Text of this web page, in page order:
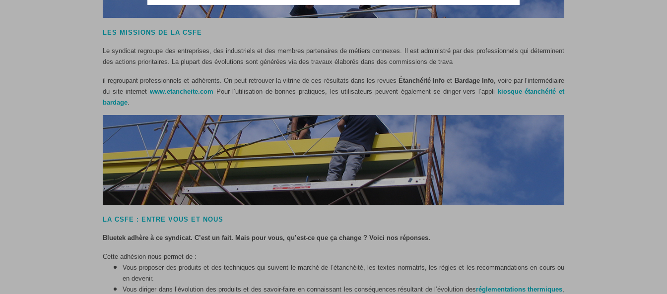
LES MISSIONS DE LA CSFE
Le syndicat regroupe des entreprises, des industriels et des membres partenaires de métiers connexes. Il est administré par des professionnels qui déterminent
des actions prioritaires. La plupart des évolutions sont générées via des travaux élaborés dans des commissions de trava
il regroupant professionnels et adhérents. On peut retrouver la vitrine de ces résultats dans les revues Étanchéité Info et Bardage Info, voire par l’intermédiaire
du site internet www.etancheite.com Pour l’utilisation de bonnes pratiques, les utilisateurs peuvent également se diriger vers l’appli kiosque étanchéité et
bardage
LA CSFE : ENTRE VOUS ET NOUS
Bluetek adhère à ce syndicat. C’est un fait. Mais pour vous, qu’est-ce que ça change ? Voici nos réponses.
Cette adhésion nous permet de :
Vous proposer des produits et des techniques qui suivent le marché de l’étanchéité, les textes normatifs, les règles et les recommandations en cours ou
en devenir.
Vous diriger dans l’évolution des produits et des savoir-faire en connaissant les conséquences résultant de l’évolution desréglementations thermiques,